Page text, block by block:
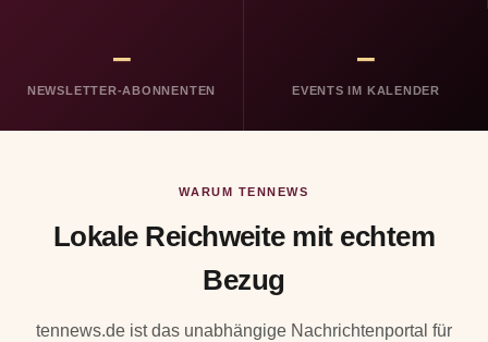
–
NEWSLETTER-ABONNENTEN
–
EVENTS IM KALENDER
WARUM TENNEWS
Lokale Reichweite mit echtem
Bezug
tennews.de ist das unabhängige Nachrichtenportal für